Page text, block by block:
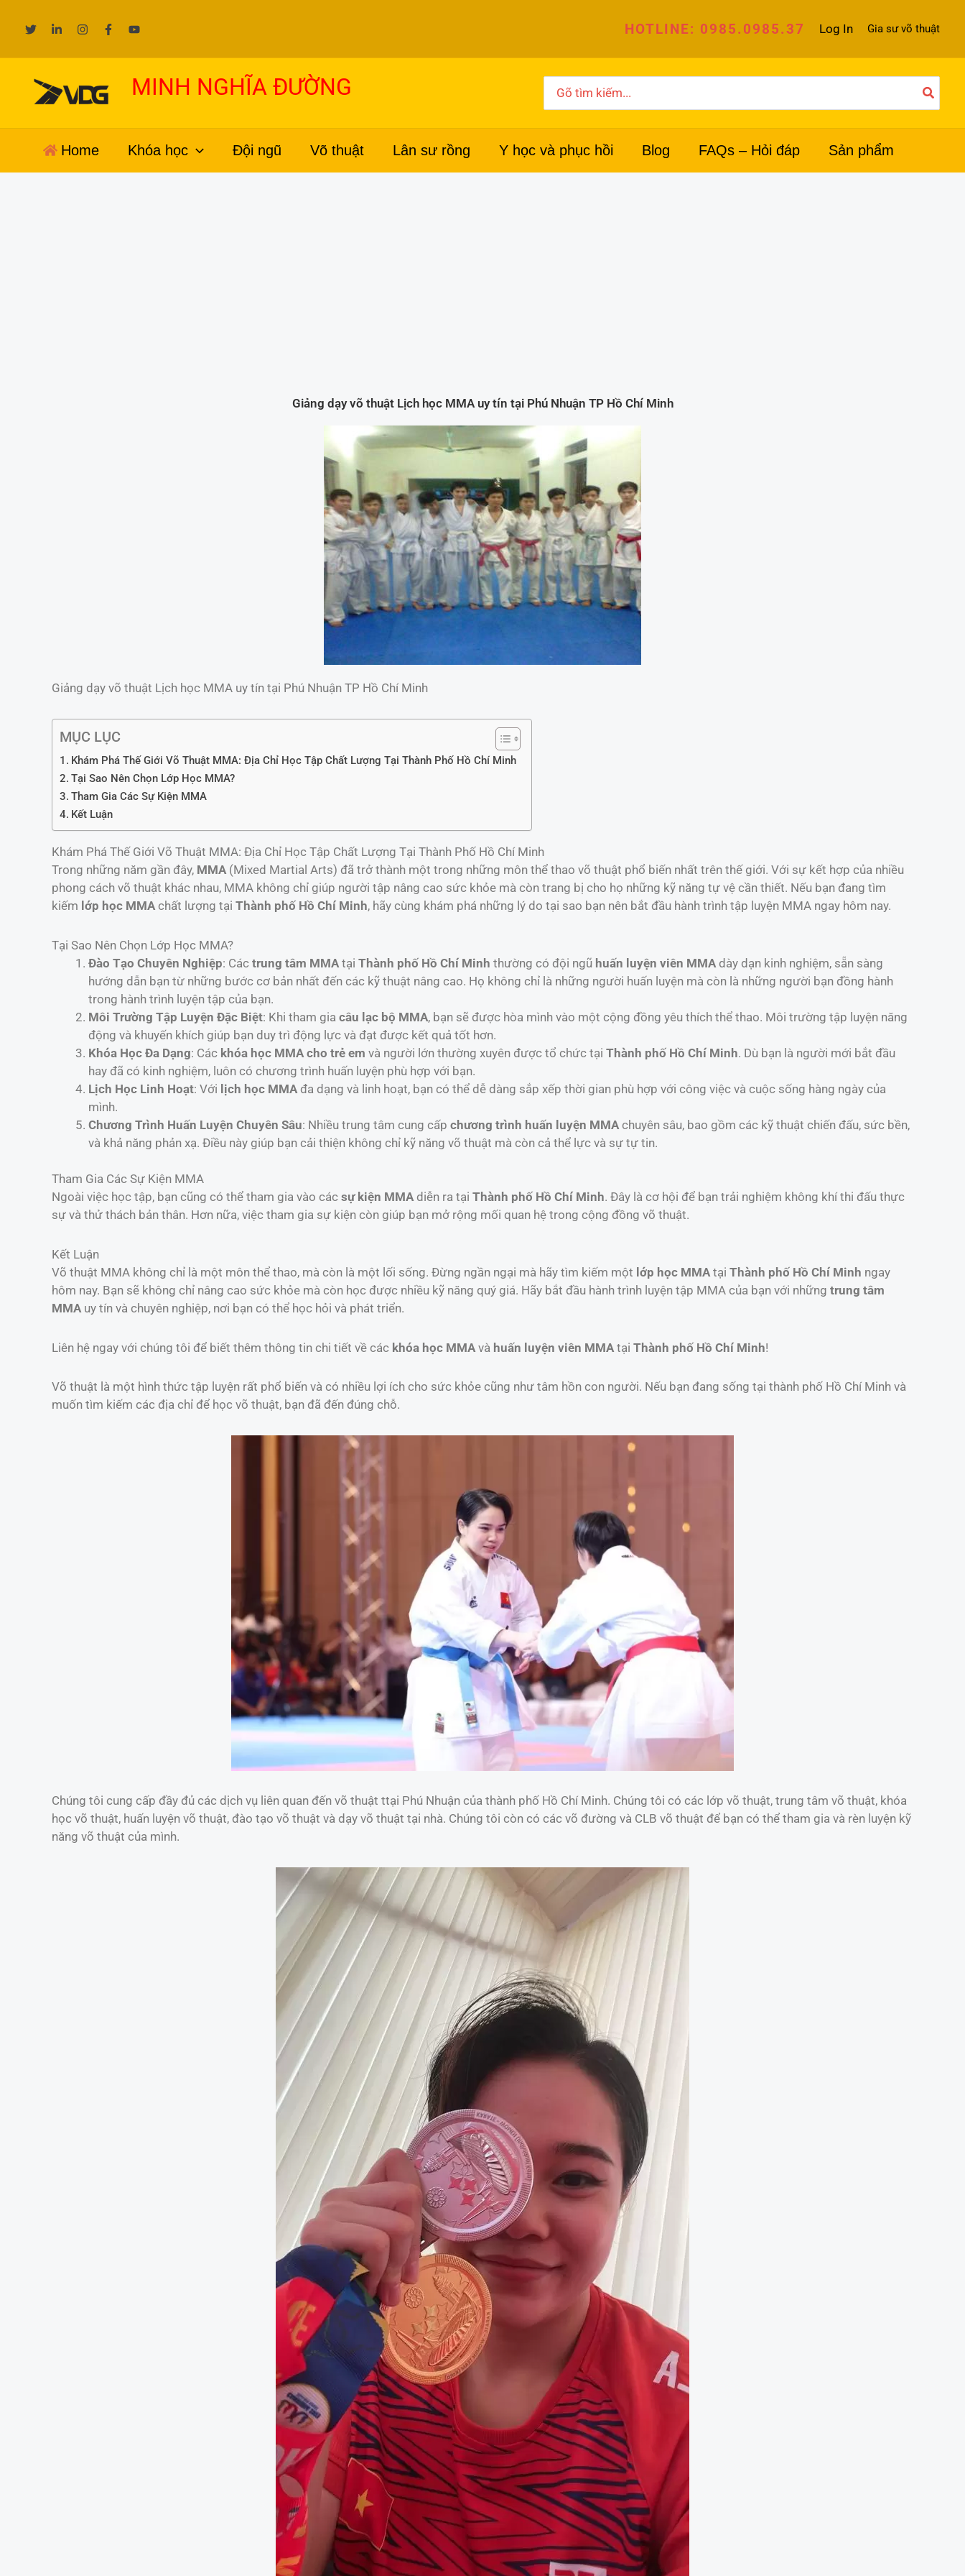
dung
HOTLINE: 0985.0985.37 Log In Gia sư võ thuật
MINH NGHĨA ĐƯỜNG
for:
Home Khóa học Đội ngũ Võ thuật Lân sư rồng Y học và phục hồi Blog FAQs – Hỏi đáp Sản phẩm
Giảng dạy võ thuật Lịch học MMA uy tín tại Phú Nhuận TP Hồ Chí Minh
Giảng dạy võ thuật Lịch học MMA uy tín tại Phú Nhuận TP Hồ Chí Minh
MỤC LỤC
Khám Phá Thế Giới Võ Thuật MMA: Địa Chỉ Học Tập Chất Lượng Tại Thành Phố Hồ Chí Minh
Tại Sao Nên Chọn Lớp Học MMA?
Tham Gia Các Sự Kiện MMA
Kết Luận
Khám Phá Thế Giới Võ Thuật MMA: Địa Chỉ Học Tập Chất Lượng Tại Thành Phố Hồ Chí Minh
Trong những năm gần đây, MMA (Mixed Martial Arts) đã trở thành một trong những môn thể thao võ thuật phổ biến nhất trên thế giới. Với sự kết hợp của nhiều
phong cách võ thuật khác nhau, MMA không chỉ giúp người tập nâng cao sức khỏe mà còn trang bị cho họ những kỹ năng tự vệ cần thiết. Nếu bạn đang tìm
kiếm lớp học MMA chất lượng tại Thành phố Hồ Chí Minh, hãy cùng khám phá những lý do tại sao bạn nên bắt đầu hành trình tập luyện MMA ngay hôm nay.
Tại Sao Nên Chọn Lớp Học MMA?
Đào Tạo Chuyên Nghiệp: Các trung tâm MMA tại Thành phố Hồ Chí Minh thường có đội ngũ huấn luyện viên MMA dày dạn kinh nghiệm, sẵn sàng
hướng dẫn bạn từ những bước cơ bản nhất đến các kỹ thuật nâng cao. Họ không chỉ là những người huấn luyện mà còn là những người bạn đồng hành
trong hành trình luyện tập của bạn.
Môi Trường Tập Luyện Đặc Biệt: Khi tham gia câu lạc bộ MMA, bạn sẽ được hòa mình vào một cộng đồng yêu thích thể thao. Môi trường tập luyện năng
động và khuyến khích giúp bạn duy trì động lực và đạt được kết quả tốt hơn.
Khóa Học Đa Dạng: Các khóa học MMA cho trẻ em và người lớn thường xuyên được tổ chức tại Thành phố Hồ Chí Minh. Dù bạn là người mới bắt đầu
hay đã có kinh nghiệm, luôn có chương trình huấn luyện phù hợp với bạn.
Lịch Học Linh Hoạt: Với lịch học MMA đa dạng và linh hoạt, bạn có thể dễ dàng sắp xếp thời gian phù hợp với công việc và cuộc sống hàng ngày của
mình.
Chương Trình Huấn Luyện Chuyên Sâu: Nhiều trung tâm cung cấp chương trình huấn luyện MMA chuyên sâu, bao gồm các kỹ thuật chiến đấu, sức bền,
và khả năng phản xạ. Điều này giúp bạn cải thiện không chỉ kỹ năng võ thuật mà còn cả thể lực và sự tự tin.
Tham Gia Các Sự Kiện MMA
Ngoài việc học tập, bạn cũng có thể tham gia vào các sự kiện MMAdiễn ra tại Thành phố Hồ Chí Minh. Đây là cơ hội để bạn trải nghiệm không khí thi đấu thực
sự và thử thách bản thân. Hơn nữa, việc tham gia sự kiện còn giúp bạn mở rộng mối quan hệ trong cộng đồng võ thuật.
Kết Luận
Võ thuật MMA không chỉ là một môn thể thao, mà còn là một lối sống. Đừng ngần ngại mà hãy tìm kiếm một lớp học MMA tại Thành phố Hồ Chí Minh ngay
hôm nay. Bạn sẽ không chỉ nâng cao sức khỏe mà còn học được nhiều kỹ năng quý giá. Hãy bắt đầu hành trình luyện tập MMA của bạn với những trung tâm
MMA uy tín và chuyên nghiệp, nơi bạn có thể học hỏi và phát triển.
Liên hệ ngay với chúng tôi để biết thêm thông tin chi tiết về các khóa học MMA và huấn luyện viên MMA tại Thành phố Hồ Chí Minh!
Võ thuật là một hình thức tập luyện rất phổ biến và có nhiều lợi ích cho sức khỏe cũng như tâm hồn con người. Nếu bạn đang sống tại thành phố Hồ Chí Minh và
muốn tìm kiếm các địa chỉ để học võ thuật, bạn đã đến đúng chỗ.
Chúng tôi cung cấp đầy đủ các dịch vụ liên quan đến võ thuật ttại Phú Nhuận của thành phố Hồ Chí Minh. Chúng tôi có các lớp võ thuật, trung tâm võ thuật, khóa
học võ thuật, huấn luyện võ thuật, đào tạo võ thuật và dạy võ thuật tại nhà. Chúng tôi còn có các võ đường và CLB võ thuật để bạn có thể tham gia và rèn luyện kỹ
năng võ thuật của mình.